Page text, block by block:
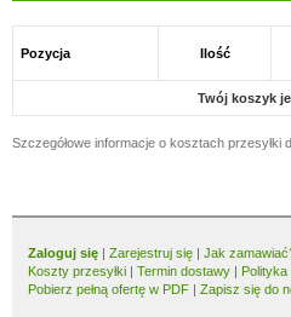
Pozycja Ilość
Twój koszyk
Szczegółowe informacje o kosztach przesyłki
Zaloguj się | Zarejestruj się | Jak
Koszty przesyłki | Termin dostawy |
Pobierz pełną ofertę w PDF | Zapisz się do